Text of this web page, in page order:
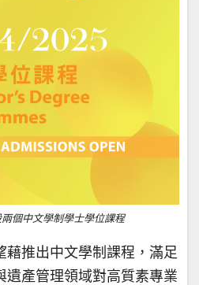
個中文學制學士學位課程
藉推出中文學制課程，滿足
遺產管理領域對高質素專業